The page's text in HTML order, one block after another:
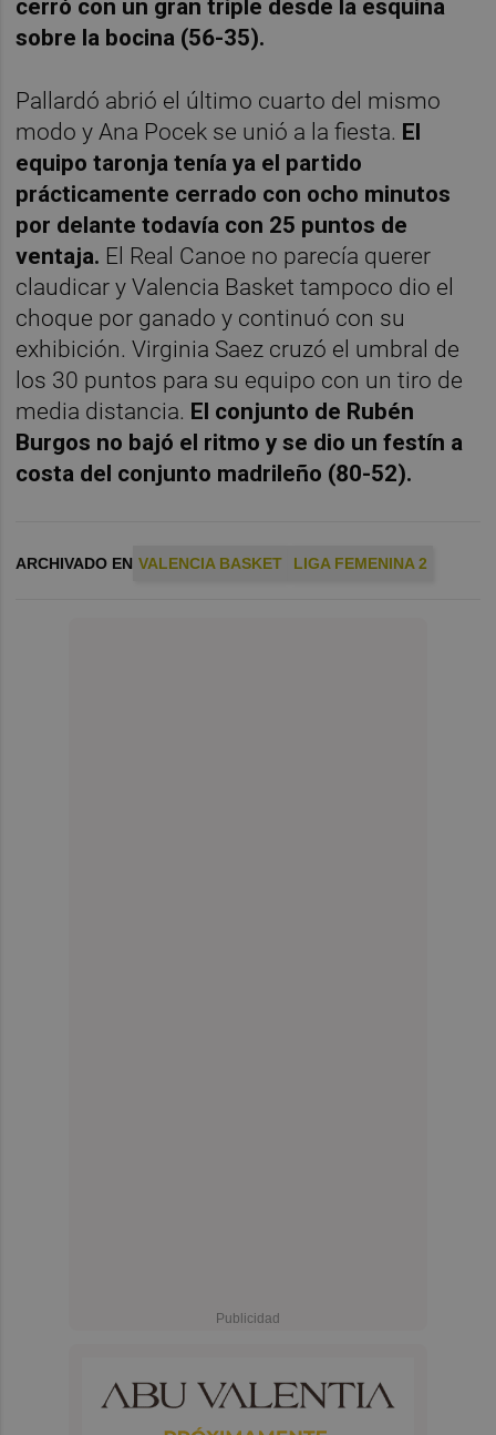
cerró con un gran triple desde la esquina
sobre la bocina (56-35).
Pallardó abrió el último cuarto del mismo
modo y Ana Pocek se unió a la fiesta. El
equipo taronja tenía ya el partido
prácticamente cerrado con ocho minutos
por delante todavía con 25 puntos de
ventaja. El Real Canoe no parecía querer
claudicar y Valencia Basket tampoco dio el
choque por ganado y continuó con su
exhibición. Virginia Saez cruzó el umbral de
los 30 puntos para su equipo con un tiro de
media distancia. El conjunto de Rubén
Burgos no bajó el ritmo y se dio un festín a
costa del conjunto madrileño (80-52).
ARCHIVADO EN VALENCIA BASKET LIGA FEMENINA 2